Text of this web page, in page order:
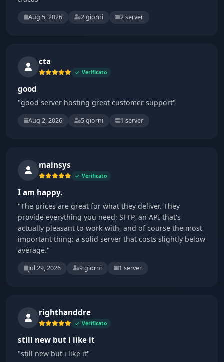
Aug 5, 2026 2 giorni 2 server
cta
Verificato
good
"good server hosting great customer support"
Aug 2, 2026 5 giorni 1 server
mainsys
Verificato
I am happy.
"The prices are great for what they deliver. They
provide everything you need: SFTP, an API that's
actually pleasant to work with, and of course the most
important thing: a solid server that costs slightly below
average."
Jul 29, 2026 9 giorni 1 server
righthanddre
Verificato
still new but i like it
"still new but i like it"